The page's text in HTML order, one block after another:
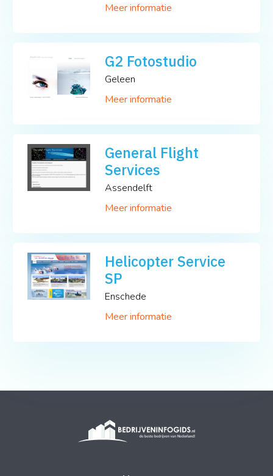
Meer informatie
G2 Fotostudio
Geleen
Meer informatie
General Flight
Services
Assendelft
Meer informatie
Helicopter Service
SP
Enschede
Meer informatie